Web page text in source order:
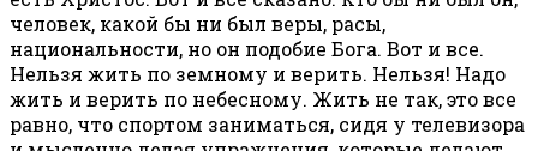
человек, какой бы ни был веры, расы,
национальности, но он подобие Бога. Вот и все.
Нельзя жить по земному и верить. Нельзя! Надо
жить и верить по небесному. Жить не так, это все
равно, что спортом заниматься, сидя у телевизора